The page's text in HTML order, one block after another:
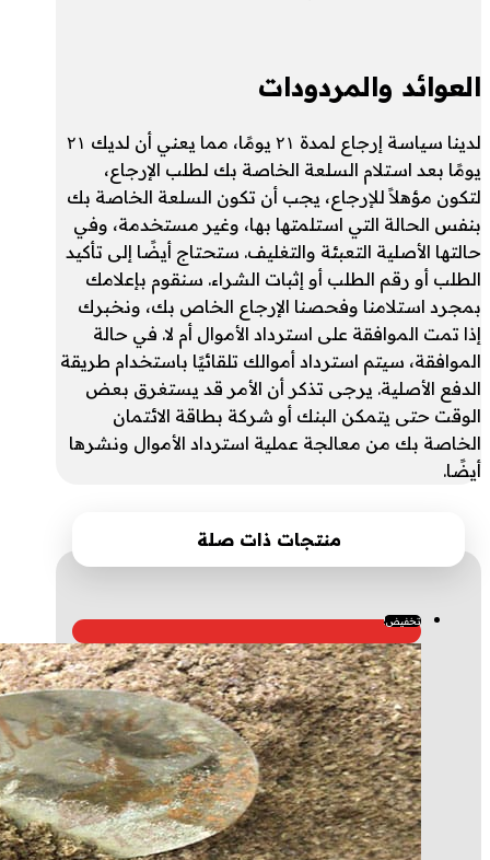
العوائد والمردودات
لدينا سياسة إرجاع لمدة ۲۱ يومًا، مما يعني أن لديك ۲۱
يومًا بعد استلام السلعة الخاصة بك لطلب الإرجاع،
لتكون مؤهلاً للإرجاع، يجب أن تكون السلعة الخاصة بك
بنفس الحالة التي استلمتها بها، وغير مستخدمة، وفي
حالتها الأصلية التعبئة والتغليف. ستحتاج أيضًا إلى تأكيد
الطلب أو رقم الطلب أو إثبات الشراء. سنقوم بإعلامك
بمجرد استلامنا وفحصنا الإرجاع الخاص بك، ونخبرك
إذا تمت الموافقة على استرداد الأموال أم لا. في حالة
الموافقة، سيتم استرداد أموالك تلقائيًا باستخدام طريقة
الدفع الأصلية. يرجى تذكر أن الأمر قد يستغرق بعض
الوقت حتى يتمكن البنك أو شركة بطاقة الائتمان
الخاصة بك من معالجة عملية استرداد الأموال ونشرها
أيضًا.
منتجات ذات صلة
تخفيض!